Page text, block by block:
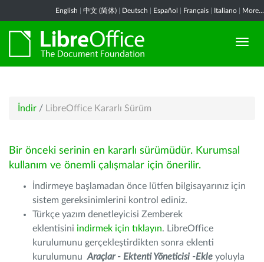
English 中文 (简体) Deutsch Español Français Italiano More...
İndir / LibreOffice Kararlı Sürüm
Bir önceki serinin en kararlı sürümüdür. Kurumsal
kullanım ve önemli çalışmalar için önerilir.
İndirmeye başlamadan önce lütfen bilgisayarınız için
sistem gereksinimlerini kontrol ediniz.
Türkçe yazım denetleyicisi Zemberek
eklentisini indirmek için tıklayın. LibreOffice
kurulumunu gerçekleştirdikten sonra eklenti
kurulumunu Araçlar - Ektenti Yöneticisi -Ekle yoluyla